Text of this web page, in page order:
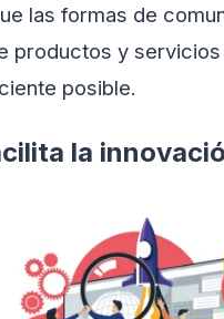
las formas de
productos y
posible.
la